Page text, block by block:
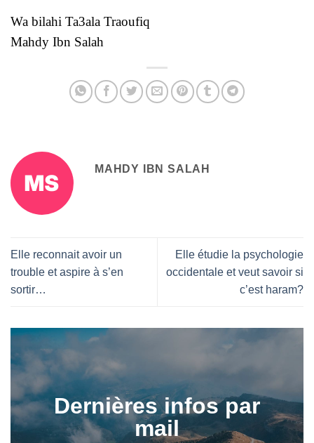
Wa bilahi Ta3ala Traoufiq
Mahdy Ibn Salah
MAHDY IBN SALAH
Elle reconnait avoir un
trouble et aspire à s’en
sortir…
Elle étudie la psychologie
occidentale et veut savoir si
c’est haram?
Dernières infos par
mail